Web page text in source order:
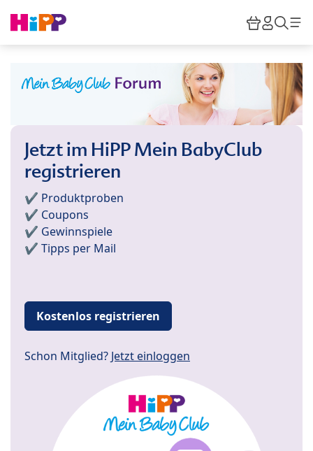
HiPP
Jetzt im HiPP Mein BabyClub
registrieren
✔️ Produktproben
✔️ Coupons
✔️ Gewinnspiele
✔️ Tipps per Mail
Kostenlos registrieren
Schon Mitglied? Jetzt einloggen